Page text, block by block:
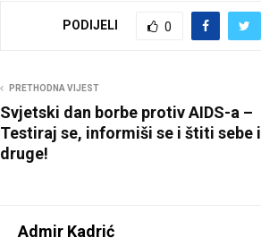
PODIJELI 0
PRETHODNA VIJEST
Svjetski dan borbe protiv AIDS-a –
Testiraj se, informiši se i štiti sebe i
druge!
Admir Kadrić